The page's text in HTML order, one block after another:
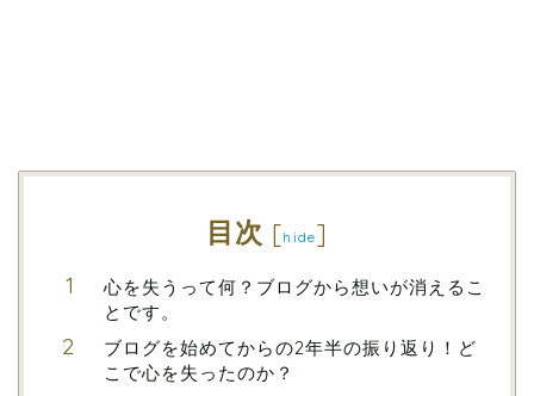
目次 [hide]
心を失うって何？ブログから想いが消えるこ
とです。
ブログを始めてからの2年半の振り返り！ど
こで心を失ったのか？